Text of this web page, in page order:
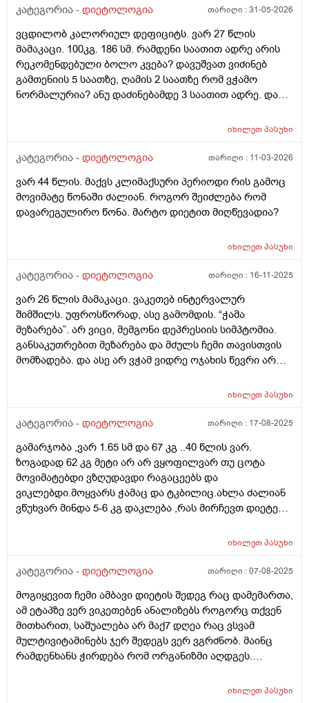
აჩვენებს რომ თავიდან 4კგმდე დავიკელი 3 კვირაში,
ვხედავ სხეულზე, რაზეც, სავარაუდოდ მეტყვით, რომ
4კგ არაფერია რომ 186, 100კგ ადამიანმა შეატყოს მის
თავს. კიბატონო. თუმცა, ვერანაირ პროგრესს ვერ
ვხედავ. ამას წინათაც გესაუბრეთ ამის შესახებ. ჩემს
ცხოვრებაში ასეთი დისციპლინა ამ მხრივ არასდროს
ამოვიღე. მხოლოდ ჯანსაღი კალორიული დეფიციტი.
მივიღო, რომ მხოლოდამხოლოდ ცხიმის ხარჯზე
დავიკლო. ვიკვებები დღეში 3 ჯერ. ყოველდეიური
ძირითადი მენიუ არის 10ც მოხარშული კვერცხის ცილა
და 300გ ქათმის ფილე. შიგადაშიგ პროტეინის
პუდინგი, რომელიც 20გ ცილას შეიცავს და ა.შ -
ქონები. მითხარით, რას ვაკეთებ არასწორად? ვითომ
ვიღვიძებ. საღამოა 10 დან ღამის 3 მდე პერიოდს
ძილში ეომ არ ვატარებ ვითომ მაგაშია საქმე? ანდაც
იმაშია საქმე, რომ ერთბაშად ვჭამ 300გ ფილეს,
ბევრია, ორგანიზმი ვერ გადაამუშავწბს და ცხიმში
გზავნის? არადა უპუროდ ვჭამ და სიგამძღრესაც ვერ
ვგრძნობ დიდად. არ ვიცი არაფერი 1 რამის გარდა,
კატეგორია - დიეტოლოგია თარიღი :31-05-2026
ვცდილობ კალორიულ დეფიციტს. ვარ 27 წლის
მამაკაცი. 100კგ. 186 სმ. რამდენი საათით ადრე არის
რეკომენდებული ბოლო კვება? დავუშვათ ვიძინებ
გამთენიის 5 საათზე, ღამის 2 საათზე რომ ვჭამო
ნორმალურია? ანუ დაძინებამდე 3 საათით ადრე. და
მაინც ხომ დავიკლებ წონაში ასეთი რიტმით?იხილეთპასუხი
კატეგორია - დიეტოლოგია თარიღი : 11-03-2026
ვარ 44 წლის. მაქვს კლიმაქსური პერიოდი რის გამოც
მოვიმატე წონაში ძალიან. როგორ შეიძლება რომ
დავარეგულირო წონა. მარტო დიეტით მიღწევადია?
იხილეთპასუხი
კატეგორია - დიეტოლოგია თარიღი : 16-11-2025
ვარ 26 წლის მამაკაცი. ვაკეთებ ინტერვალურ
შიმშილს. უფროსწორად, ასე გამომდის. “ჭამა
მეზარება”. არ ვიცი, მემგონი დეპრესიის სიმპტომია.
განსაკუთრებით მეზარება და მძულს ჩემი თავისთვის
მომზადება. და ასე არ ვჭამ ვიდრე ოჯახის წევრი არ
მშიერი ვარ. ხან უფრო მერემდეც. ხანდახან დღეში 1
კუჭის ტკივილი. თუკი მშიერი ვარ კუჭი მტკივა და
მომისმენია მსგავსი რამ. მე ვიცი, რომ როცა შიათ -
თავბრუ ეხვევათ უბრალოდ და ენერგია არ აქვთ. ჩემს
შემთხვევაში ასეთი სიმპტომები რატომაა როცა არ
მიჭამია? ასევე, სხვანაირი ტკივილიც მაწუხებს - როცა
შევჭამ კუჭის ტკივილი და წვა აღარ თუმცა, მუცელზე
ხელის მიჭერით ტკივილი გამივლის ხოლმე როცა
ქრება ეს ტკივილი. კუჭში გასვლიდან რამოდინე
საათში ისევ მეწყება, გაბერილი მაქვს მუცელი და
ხელს რომ ვიჭერ - მტკივა. მეტი ინფორმაციისთვის
ჩემს რაციონსაც გეტყვით: 3 ცალ შემწვარ კვერცხს
ვჭამ ყველაზე ხშირად. ასევე, მოხარშული საქონლის
და შემწვარი ღორის ხორცი, ქათმისაც. მწვანილეულს
მივირთმევ საკმაოდ. თუმცა ღამღამობით საკმაოდ
თხილი, ჩიფსები, მარილიანი გამხმარი თევზი ა.შ 2
იხილეთპასუხი
კატეგორია - დიეტოლოგია თარიღი : 17-08-2025
გამარჯობა ,ვარ 1.65 სმ და 67 კგ ..40 წლის ვარ.
ზოგადად 62 კგ მეტი არ არ ვყოფილვარ თუ ცოტა
მოვიმატებდი ვზღუდავდი რაგაცეებს და
ვიკლებდი.მოყვარს ჭამაც და ტკბილიც.ახლა ძალიან
ვწუხვარ მინდა 5-6 კგ დაკლება ,რას მირჩევთ დიეტები
საღამოს,ტკბილი ცომი ამოვიღე.თუ არსებობს რაიმე
უსაფრთხოა და არაფერი უკუჩვენებით არ
ზოგადად წყალი.
იხილეთპასუხი
კატეგორია - დიეტოლოგია თარიღი :07-08-2025
მოგიყევით ჩემი ამბავი დიეტის შედეგ რაც დამემართა,
ამ ეტაპზე ვერ ვიკეთებენ ანალიზებს როგორც თქვენ
მითხარით, საშუალება არ მაქ7 დღეა რაც ვსვამ
მულტივიტამინებს ჯერ შედეგს ვერ ვგრძნობ. მაინც
რამდენხანს ჭირდება რომ ორგანიზმი აღდგეს.
ნერვოზი მჭირს უკვე , მაგრამ არა ააშკარად დიეტის
იხილეთპასუხი